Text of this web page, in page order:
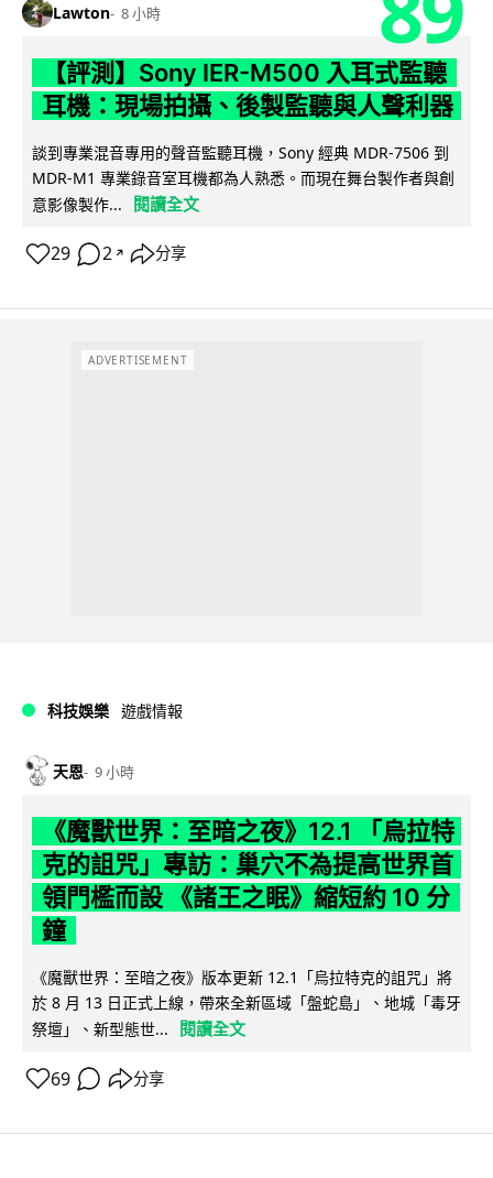
Lawton 8 小時
【評測】Sony IER-M500 入耳式監聽
耳機：現場拍攝、後製監聽與人聲利器
談到專業混音專用的聲音監聽耳機，Sony 經典 MDR-7506 到
MDR-M1 專業錄音室耳機都為人熟悉。而現在舞台製作者與創
意影像製作...
閱讀全文
29 2 ↗ 分享
ADVERTISEMENT
科技娛樂 遊戲情報
天恩 9 小時
《魔獸世界：至暗之夜》12.1 「烏拉特
克的詛咒」專訪：巢穴不為提高世界首
領門檻而設 《諸王之眠》縮短約 10 分
鐘
《魔獸世界：至暗之夜》版本更新 12.1「烏拉特克的詛咒」將
於 8 月 13 日正式上線，帶來全新區域「盤蛇島」、地城「毒牙
祭壇」、新型態世...
閱讀全文
69 分享